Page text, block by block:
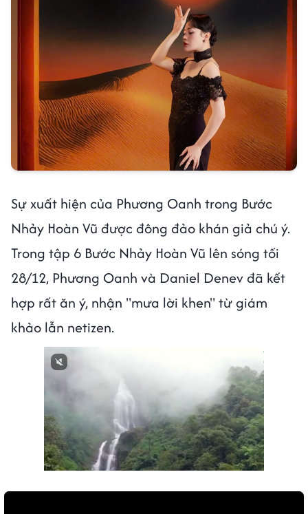
Sự xuất hiện của Phương Oanh trong Bước
Nhảy Hoàn Vũ được đông đảo khán giả chú ý.
Trong tập 6 Bước Nhảy Hoàn Vũ lên sóng tối
28/12, Phương Oanh và Daniel Denev đã kết
hợp rất ăn ý, nhận "mưa lời khen" từ giám
khảo lẫn netizen.
Next video in 1 Cancel